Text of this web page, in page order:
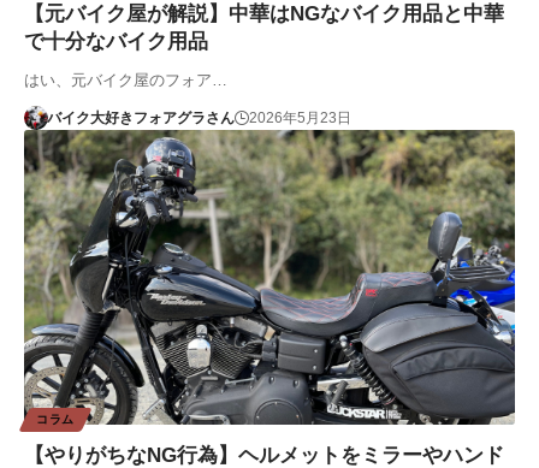
【元バイク屋が解説】中華はNGなバイク用品と中華
で十分なバイク用品
はい、元バイク屋のフォア…
バイク大好きフォアグラさん 2026年5月23日
コラム
【やりがちなNG行為】ヘルメットをミラーやハンド